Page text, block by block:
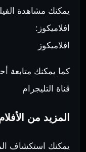
يمكنك مشاهدة
افلاميكوز:
افلاميكوز
كما يمكنك متابعة
قناة التليجرام
المزيد من
يمكنك استكشاف